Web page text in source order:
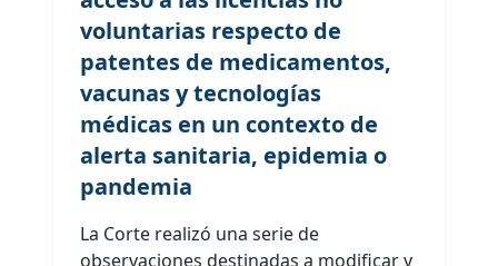
voluntarias respecto de
patentes de medicamentos,
vacunas y tecnologías
médicas en un contexto de
alerta sanitaria, epidemia o
pandemia
La Corte realizó una serie de
observaciones destinadas a modificar y